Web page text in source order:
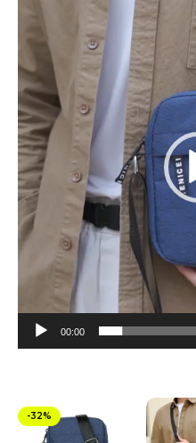
vídeo
00:00
-32%